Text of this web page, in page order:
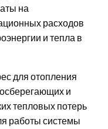
на
расходов
и тепла в
для отопления
и
тепловых потерь
работы системы